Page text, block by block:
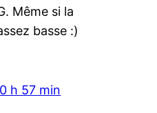
Même si la
basse :)
h 57 min